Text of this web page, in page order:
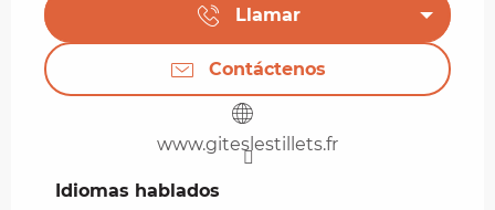
Llamar
Contáctenos
www.giteslestillets.fr
Idiomas hablados
Idiomas hablados